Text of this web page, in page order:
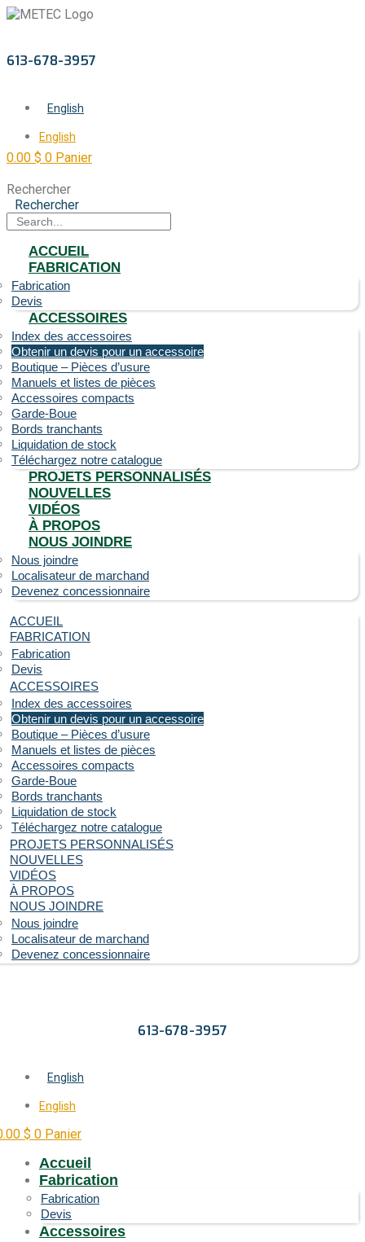
613-678-3957
English
English
0.00 $ 0 Panier
Rechercher
Rechercher
ACCUEIL
FABRICATION
Fabrication
Devis
ACCESSOIRES
Index des accessoires
Obtenir un devis pour un accessoire
Boutique – Pièces d’usure
Manuels et listes de pièces
Accessoires compacts
Garde-Boue
Bords tranchants
Liquidation de stock
Téléchargez notre catalogue
PROJETS PERSONNALISÉS
NOUVELLES
VIDÉOS
À PROPOS
NOUS JOINDRE
Nous joindre
Localisateur de marchand
Devenez concessionnaire
ACCUEIL
FABRICATION
Fabrication
Devis
ACCESSOIRES
Index des accessoires
Obtenir un devis pour un accessoire
Boutique – Pièces d’usure
Manuels et listes de pièces
Accessoires compacts
Garde-Boue
Bords tranchants
Liquidation de stock
Téléchargez notre catalogue
PROJETS PERSONNALISÉS
NOUVELLES
VIDÉOS
À PROPOS
NOUS JOINDRE
Nous joindre
Localisateur de marchand
Devenez concessionnaire
613-678-3957
English
English
$ 0 Panier
Accueil
Fabrication
Fabrication
Devis
Accessoires